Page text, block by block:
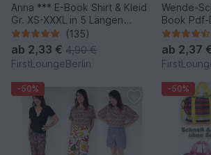
Anna *** E-Book Shirt & Kleid
Gr. XS-XXXL in 5 Längen
Nähanleitung mit
Schnittmuster Design von
firstloungeberlin
(135)
ab 2,33 € 4,90 €
FirstLoungeBerlin
Wende-
Book Pdf-
und
ganze
von
ab 2,37
-50% -50%